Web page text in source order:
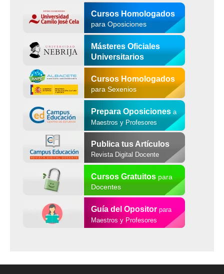
Cursos Homologados
para Oposiciones
Másteres Oficiales
Universitarios
Cursos Homologados
para Sexenios
Prepara Oposiciones a
Maestros y Profesores
Publica tus Artículos
Revista Digital Docente
Cursos Gratuitospara
Docentes
Guía del Opositor para
Maestros y Profesores